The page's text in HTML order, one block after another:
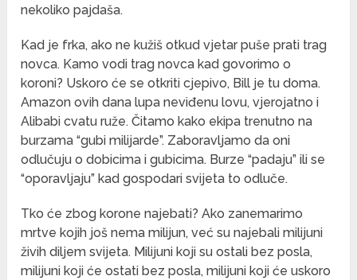
nekoliko pajdaša.
Kad je frka, ako ne kužiš otkud vjetar puše prati trag
novca. Kamo vodi trag novca kad govorimo o
koroni? Uskoro će se otkriti cjepivo, Bill je tu doma.
Amazon ovih dana lupa neviđenu lovu, vjerojatno i
Alibabi cvatu ruže. Čitamo kako ekipa trenutno na
burzama “gubi milijarde”. Zaboravljamo da oni
odlučuju o dobicima i gubicima. Burze “padaju” ili se
“oporavljaju” kad gospodari svijeta to odluče.
Tko će zbog korone najebati? Ako zanemarimo
mrtve kojih još nema milijun, već su najebali milijuni
živih diljem svijeta. Milijuni koji su ostali bez posla,
milijuni koji će ostati bez posla, milijuni koji će uskoro